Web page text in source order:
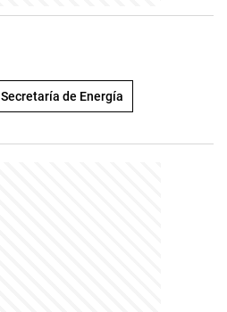
Secretaría de Energía